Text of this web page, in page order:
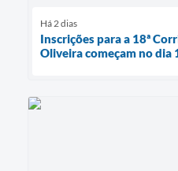
Há 2 dias
Inscrições para a 18ª
Oliveira começam no dia